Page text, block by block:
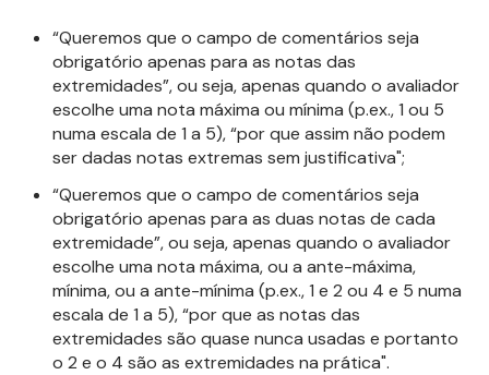
“Queremos que o campo de comentários seja
obrigatório apenas para as notas das
extremidades”, ou seja, apenas quando o avaliador
escolhe uma nota máxima ou mínima (p.ex., 1 ou 5
numa escala de 1 a 5), “por que assim não podem
ser dadas notas extremas sem justificativa";
“Queremos que o campo de comentários seja
obrigatório apenas para as duas notas de cada
extremidade”, ou seja, apenas quando o avaliador
escolhe uma nota máxima, ou a ante-máxima,
mínima, ou a ante-mínima (p.ex., 1 e 2 ou 4 e 5 numa
escala de 1 a 5), “por que as notas das
extremidades são quase nunca usadas e portanto
o 2 e o 4 são as extremidades na prática".